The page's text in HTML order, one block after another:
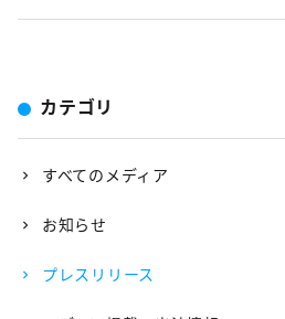
カテゴリ
すべてのメディア
お知らせ
プレスリリース